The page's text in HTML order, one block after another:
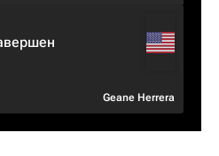
Geane Herrera